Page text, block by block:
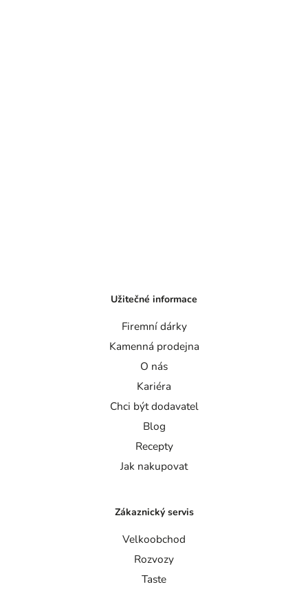
Užitečné informace
Firemní dárky
Kamenná prodejna
O nás
Kariéra
Chci být dodavatel
Blog
Recepty
Jak nakupovat
Zákaznický servis
Velkoobchod
Rozvozy
Taste